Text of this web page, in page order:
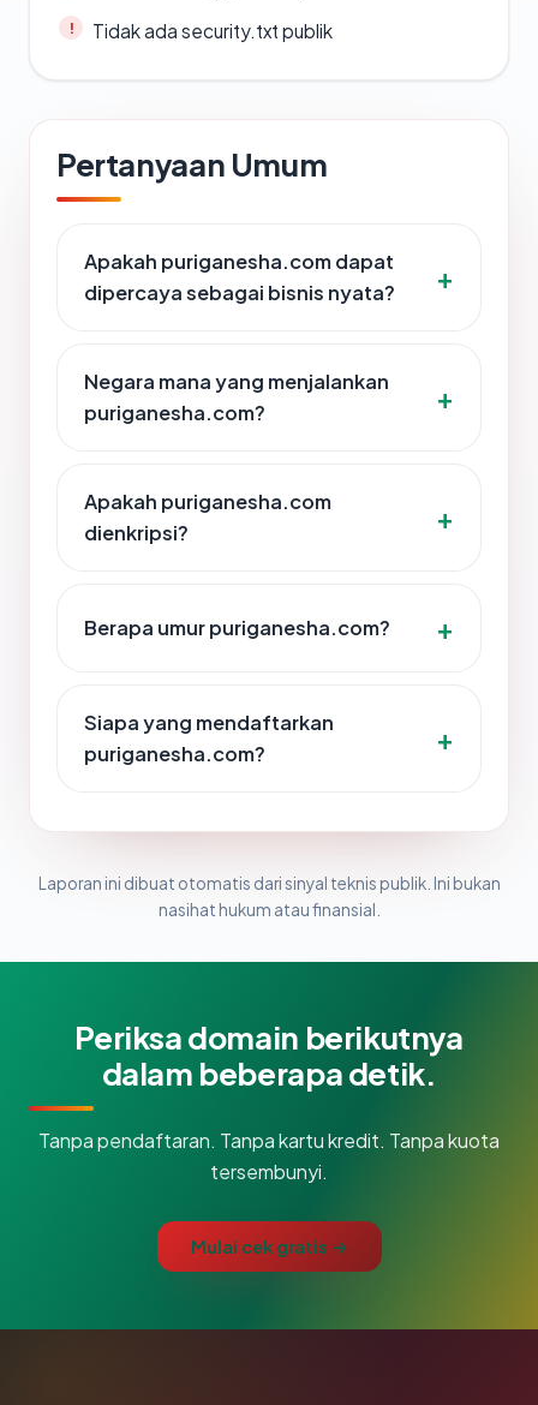
Tidak ada security.txt publik
Pertanyaan Umum
Apakah puriganesha.com dapat
dipercaya sebagai bisnis nyata?
Negara mana yang menjalankan
puriganesha.com?
Apakah puriganesha.com
dienkripsi?
Berapa umur puriganesha.com?
Siapa yang mendaftarkan
puriganesha.com?
Laporan ini dibuat otomatis dari sinyal teknis publik. Ini bukan
nasihat hukum atau finansial.
Periksa domain berikutnya
dalam beberapa detik.
Tanpa pendaftaran. Tanpa kartu kredit. Tanpa kuota
tersembunyi.
Mulai cek gratis →